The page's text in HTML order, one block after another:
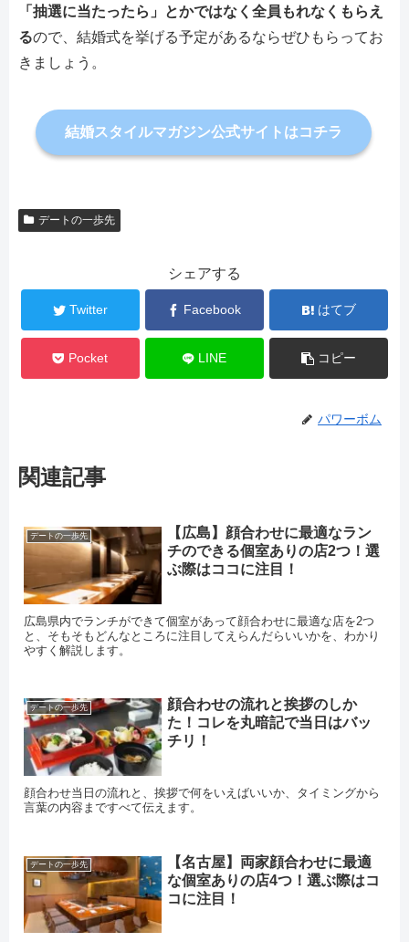
「抽選に当たったら」とかではなく全員もれなくもらえ
るので、結婚式を挙げる予定があるならぜひもらってお
きましょう。
結婚スタイルマガジン公式サイトはコチラ
デートの一歩先
シェアする
Twitter Facebook はてブ
Pocket LINE コピー
パワーボム
関連記事
デートの一歩先
【広島】顔合わせに最適なラン
チのできる個室ありの店2つ！選
ぶ際はココに注目！
広島県内でランチができて個室があって顔合わせに最適な店を2つ
と、そもそもどんなところに注目してえらんだらいいかを、わかり
やすく解説します。
デートの一歩先
顔合わせの流れと挨拶のしか
た！コレを丸暗記で当日はバッ
チリ！
顔合わせ当日の流れと、挨拶で何をいえばいいか、タイミングから
言葉の内容まですべて伝えます。
デートの一歩先
【名古屋】両家顔合わせに最適
な個室ありの店4つ！選ぶ際はコ
コに注目！